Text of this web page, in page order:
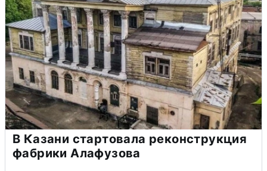
В Казани стартовала реконструкция
фабрики Алафузова